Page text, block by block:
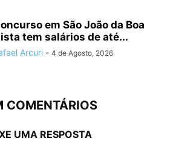
em São João da Boa
tem salários de até...
Arcuri - 4 de Agosto, 2026
COMENTÁRIOS
UMA RESPOSTA